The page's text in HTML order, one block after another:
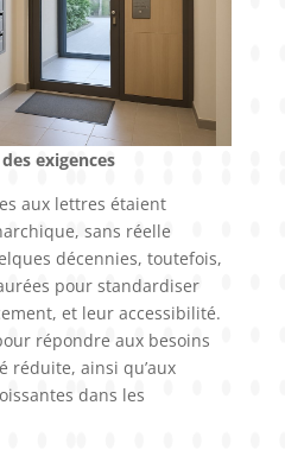
exigences
aux lettres étaient
sans réelle
décennies, toutefois,
pour standardiser
et leur accessibilité.
répondre aux besoins
réduite, ainsi qu’aux
dans les